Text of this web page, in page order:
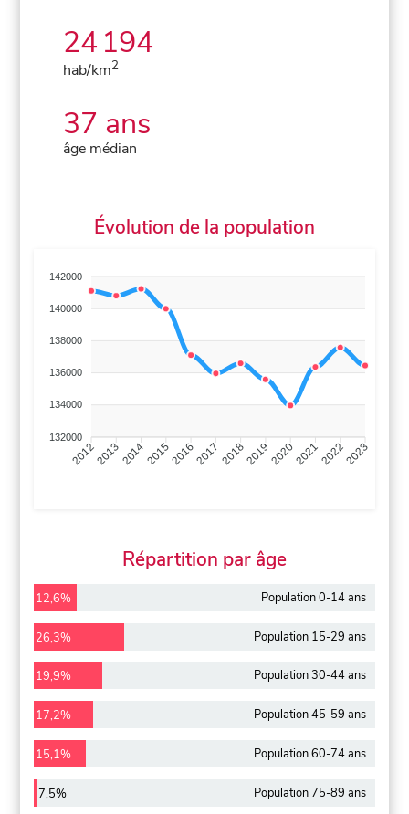
24 194
hab/km2
37 ans
âge médian
Évolution de la population
142000
140000
138000
136000
134000
132000
201220132014201520162017 201820192020202120222023
Répartition par âge
12,6% Population 0-14 ans
26,3% Population 15-29 ans
19,9% Population 30-44 ans
17,2% Population 45-59 ans
15,1% Population 60-74 ans
7,5% Population 75-89 ans